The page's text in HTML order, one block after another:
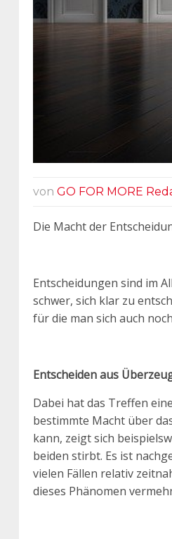
von GO FOR MORE
Die Macht der
Entscheidungen sind im
schwer, sich klar zu
für die man sich auch
Entscheiden aus
Dabei hat das Treffen
bestimmte Macht über
kann, zeigt sich
beiden stirbt. Es ist
vielen Fällen relativ
dieses Phänomen